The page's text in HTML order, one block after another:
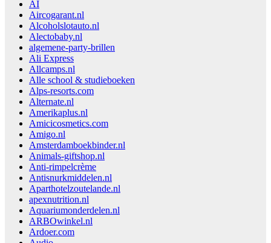
AI
Aircogarant.nl
Alcoholslotauto.nl
Alectobaby.nl
algemene-party-brillen
Ali Express
Allcamps.nl
Alle school & studieboeken
Alps-resorts.com
Alternate.nl
Amerikaplus.nl
Amicicosmetics.com
Amigo.nl
Amsterdamboekbinder.nl
Animals-giftshop.nl
Anti-rimpelcrème
Antisnurkmiddelen.nl
Aparthotelzoutelande.nl
apexnutrition.nl
Aquariumonderdelen.nl
ARBOwinkel.nl
Ardoer.com